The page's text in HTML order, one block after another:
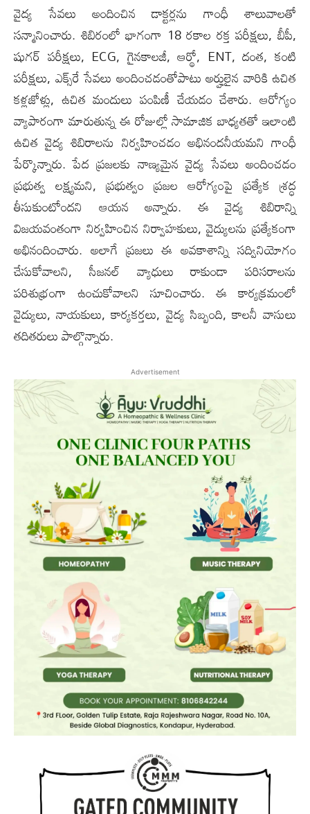
వైద్య సేవలు అందించిన డాక్టర్లను గాంధీ శాలువాలతో
సన్మానించారు. శిబిరంలో భాగంగా 18 రకాల రక్త పరీక్షలు, బీపీ,
షుగర్ పరీక్షలు, ECG, గైనకాలజీ, ఆర్థో, ENT, దంత, కంటి
పరీక్షలు, ఎక్స్‌రే సేవలు అందించడంతోపాటు అర్హులైన వారికి ఉచిత
కళ్లజోళ్లు, ఉచిత మందులు పంపిణీ చేయడం చేశారు. ఆరోగ్యం
వ్యాపారంగా మారుతున్న ఈ రోజుల్లో సామాజిక బాధ్యతతో ఇలాంటి
ఉచిత వైద్య శిబిరాలను నిర్వహించడం అభినందనీయమని గాంధీ
పేర్కొన్నారు. పేద ప్రజలకు నాణ్యమైన వైద్య సేవలు అందించడం
ప్రభుత్వ లక్ష్యమని, ప్రభుత్వం ప్రజల ఆరోగ్యంపై ప్రత్యేక శ్రద్ధ
తీసుకుంటోందని ఆయన అన్నారు. ఈ వైద్య శిబిరాన్ని
విజయవంతంగా నిర్వహించిన నిర్వాహకులు, వైద్యులను ప్రత్యేకంగా
అభినందించారు. అలాగే ప్రజలు ఈ అవకాశాన్ని సద్వినియోగం
చేసుకోవాలని, సీజనల్ వ్యాధులు రాకుండా పరిసరాలను
పరిశుభ్రంగా ఉంచుకోవాలని సూచించారు. ఈ కార్యక్రమంలో
వైద్యులు, నాయకులు, కార్యకర్తలు, వైద్య సిబ్బంది, కాలనీ వాసులు
తదితరులు పాల్గొన్నారు.
Advertisement